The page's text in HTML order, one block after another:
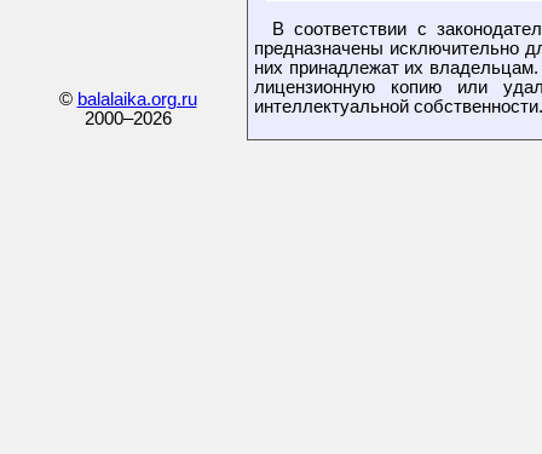
В соответствии с
предназначены исключительно
них принадлежат их
лицензионную копию или
интеллектуальной собственности.
© balalaika.org.ru
2000–2026